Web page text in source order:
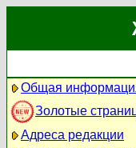
Общая
Золотые
Адреса редакции